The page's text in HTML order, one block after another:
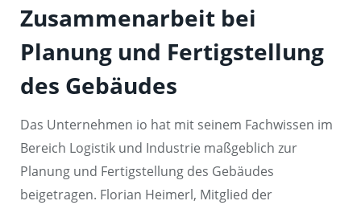
Zusammenarbeit bei
Planung und Fertigstellung
des Gebäudes
Das Unternehmen io hat mit seinem Fachwissen im
Bereich Logistik und Industrie maßgeblich zur
Planung und Fertigstellung des Gebäudes
beigetragen. Florian Heimerl, Mitglied der